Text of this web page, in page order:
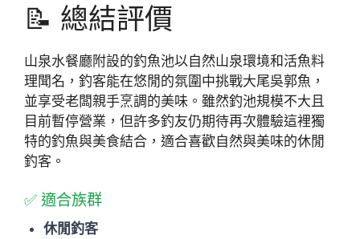
📝 總結評價
山泉水餐廳附設的釣魚池以自然山泉環境和活魚料
理聞名，釣客能在悠閒的氛圍中挑戰大尾吳郭魚，
並享受老闆親手烹調的美味。雖然釣池規模不大且
目前暫停營業，但許多釣友仍期待再次體驗這裡獨
特的釣魚與美食結合，適合喜歡自然與美味的休閒
釣客。
✅ 適合族群
休閒釣客